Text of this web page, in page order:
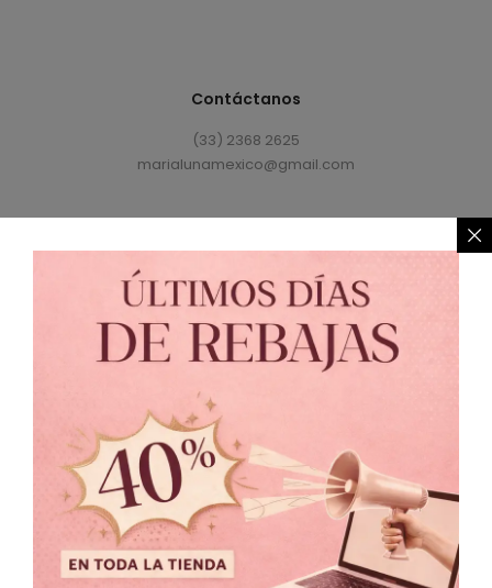
Contáctanos
(33) 2368 2625
marialunamexico@gmail.com
Política de Privacidad // Política de Cambio
© 2021 MARIALUNA